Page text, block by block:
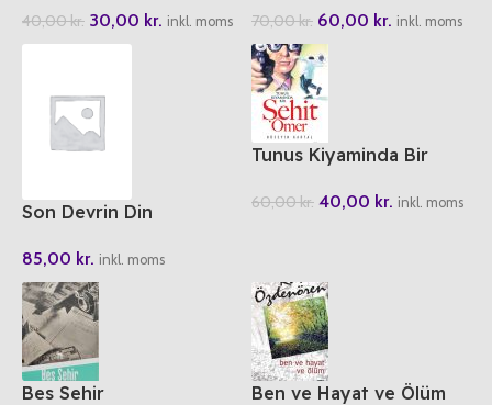
40,00kr. 30,00 kr. inkl. moms 70,00kr. 60,00 kr. inkl. moms
Son Devrin Din
85,00 kr. inkl. moms
Tunus Kiyaminda Bir
60,00kr. 40,00 kr. inkl. moms
Bes Sehir Ben ve Hayat ve Ölüm